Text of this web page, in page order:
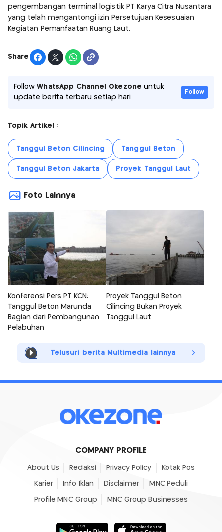
pengembangan terminal logistik PT Karya Citra Nusantara
yang telah mengantongi izin Persetujuan Kesesuaian
Kegiatan Pemanfaatan Ruang Laut.
Share
FollowWhatsApp Channel Okezone untuk
update berita terbaru setiap hari
Follow
Topik Artikel :
Tanggul Beton Cilincing Tanggul Beton
Tanggul Beton Jakarta Proyek Tanggul Laut
Foto Lainnya
Konferensi Pers PT KCN:
Tanggul Beton Marunda
Bagian dari Pembangunan
Pelabuhan
Proyek Tanggul Beton
Cilincing Bukan Proyek
Tanggul Laut
Telusuri berita Multimedia lainnya
COMPANY PROFILE
About Us Redaksi Privacy Policy Kotak Pos
Karier Info Iklan Disclaimer MNC Peduli
Profile MNC Group MNC Group Businesses